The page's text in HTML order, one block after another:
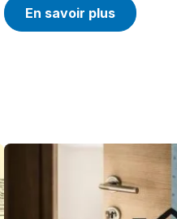
En savoir plus